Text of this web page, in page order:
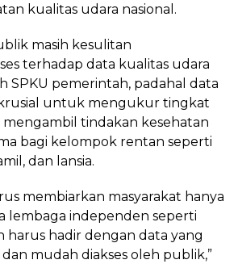
kualitas udara nasional.
masih kesulitan
terhadap data kualitas udara
SPKU pemerintah, padahal data
untuk mengukur tingkat
mengambil tindakan kesehatan
bagi kelompok rentan seperti
dan lansia.
membiarkan masyarakat hanya
lembaga independen seperti
harus hadir dengan data yang
mudah diakses oleh publik,”